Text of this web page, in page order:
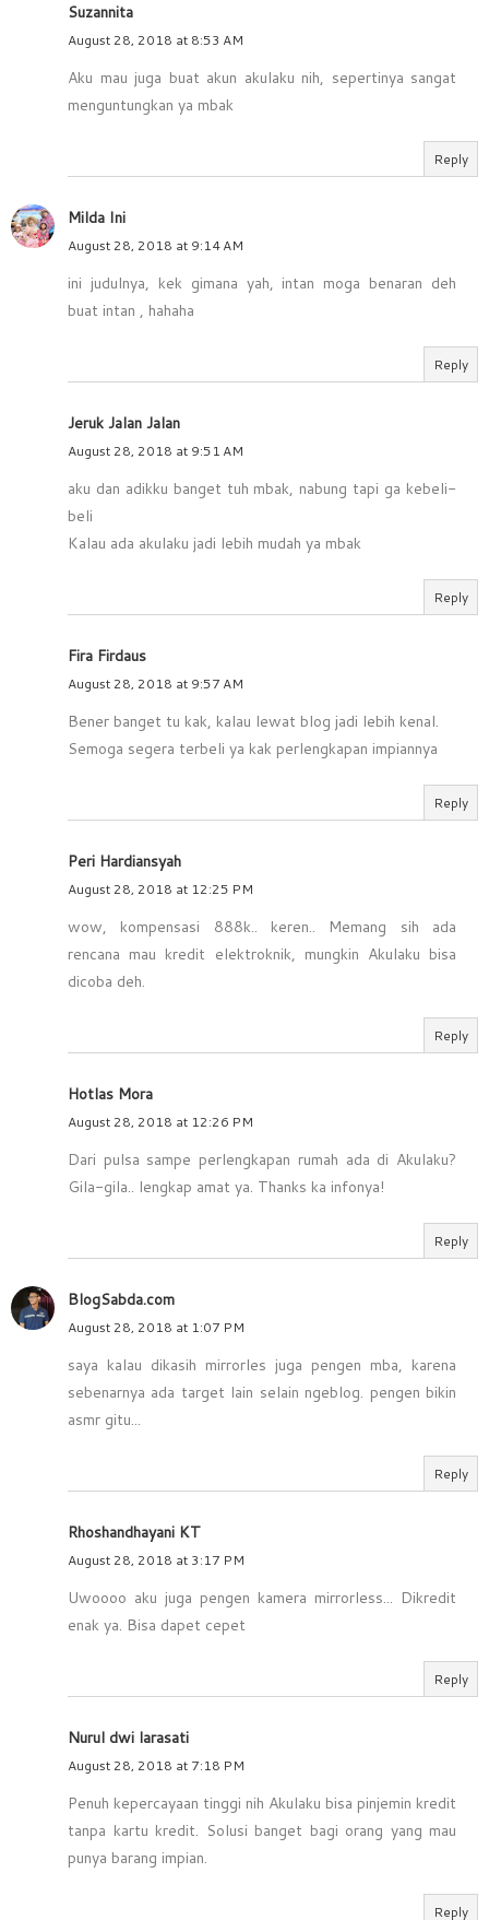
Suzannita
August 28, 2018 at 8:53 AM
Aku mau juga buat akun akulaku nih, sepertinya sangat
menguntungkan ya mbak
Reply
Milda Ini
August 28, 2018 at 9:14 AM
ini judulnya, kek gimana yah, intan moga benaran deh
buat intan , hahaha
Reply
Jeruk Jalan Jalan
August 28, 2018 at 9:51 AM
aku dan adikku banget tuh mbak, nabung tapi ga kebeli-
beli
Kalau ada akulaku jadi lebih mudah ya mbak
Reply
Fira Firdaus
August 28, 2018 at 9:57 AM
Bener banget tu kak, kalau lewat blog jadi lebih kenal.
Semoga segera terbeli ya kak perlengkapan impiannya
Reply
Peri Hardiansyah
August 28, 2018 at 12:25 PM
wow, kompensasi 888k.. keren.. Memang sih ada
rencana mau kredit elektroknik, mungkin Akulaku bisa
dicoba deh.
Reply
Hotlas Mora
August 28, 2018 at 12:26 PM
Dari pulsa sampe perlengkapan rumah ada di Akulaku?
Gila-gila.. lengkap amat ya. Thanks ka infonya!
Reply
BlogSabda.com
August 28, 2018 at 1:07 PM
saya kalau dikasih mirrorles juga pengen mba, karena
sebenarnya ada target lain selain ngeblog. pengen bikin
asmr gitu...
Reply
Rhoshandhayani KT
August 28, 2018 at 3:17 PM
Uwoooo aku juga pengen kamera mirrorless... Dikredit
enak ya. Bisa dapet cepet
Reply
Nurul dwi larasati
August 28, 2018 at 7:18 PM
Penuh kepercayaan tinggi nih Akulaku bisa pinjemin kredit
tanpa kartu kredit. Solusi banget bagi orang yang mau
punya barang impian.
Reply